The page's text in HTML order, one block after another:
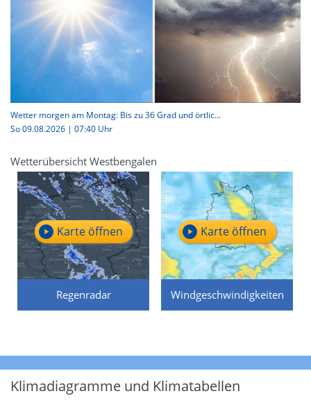
Wetter morgen am Montag: Bis zu 36 Grad und örtlic...
So 09.08.2026 | 07:40 Uhr
Wetterübersicht Westbengalen
Regenradar
Karte öffnen
Windgeschwindigkeiten
Karte öffnen
Klimadiagramme und Klimatabellen